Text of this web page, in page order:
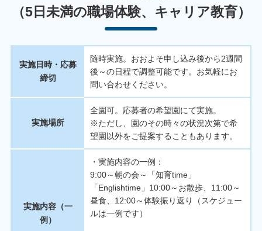
（5日未満の職場体験、キャリア教育）
実施日時・応募
締切
随時実施。おおよそ申し込み後から2週間
後～の日程で調整可能です。お気軽にお
問い合わせください。
実施場所
全園可。応募者の希望園にて実施。
※ただし、園のその時々の状況次第で希
望園以外をご提案することもあります。
実施内容（一
例）
・実施内容の一例：
9:00～朝の会～「知育time」
「Englishtime」10:00～お散歩、11:00～
昼食、12:00～体験振り返り（スケジュー
ルは一例です）